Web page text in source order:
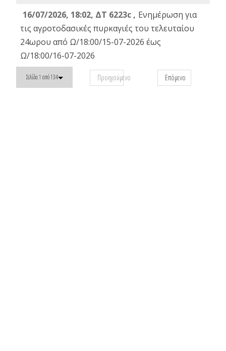
16/07/2026, 18:02, ΔΤ 6223c , Ενημέρωση για
τις αγροτοδασικές πυρκαγιές του τελευταίου
24ωρου από Ω/18:00/15-07-2026 έως
Ω/18:00/16-07-2026
Σελίδα 1 από 134 Προηγούμενο Επόμενο